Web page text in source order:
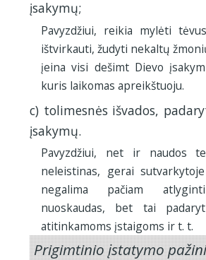
įsakymų;
Pavyzdžiui, reikia mylėti
ištvirkauti, žudyti nekaltų
įeina visi dešimt Dievo
kuris laikomas apreikštuoju.
c) tolimesnės išvados,
įsakymų.
Pavyzdžiui, net ir naudos
neleistinas, gerai
negalima pačiam
nuoskaudas, bet tai
atitinkamoms įstaigoms ir t. t.
Prigimtinio įstatymo